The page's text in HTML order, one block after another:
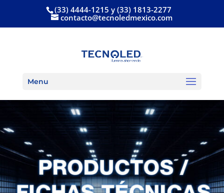
(33) 4444-1215 y (33) 1813-2277
contacto@tecnoledmexico.com
Menu